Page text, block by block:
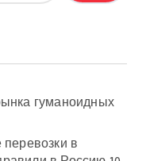
гуманоидных
перевозки в